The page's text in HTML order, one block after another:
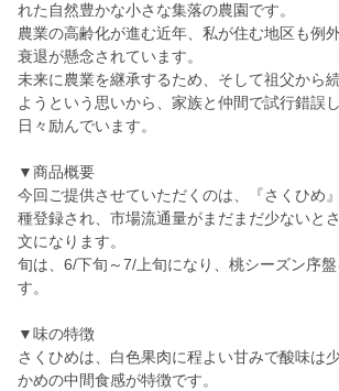
れた自然豊かな小さな集落の農園です。
農業の高齢化が進む近年、私が住む地区も例
衰退が懸念されています。
未来に農業を継承するため、そして祖父から
ようという思いから、家族と仲間で試行錯誤
日々励んでいます。
▼商品概要
今回ご提供させていただくのは、『さくひめ
種登録され、市場流通量がまだまだ少ないと
文になります。
旬は、6/下旬～7/上旬になり、桃シーズン序
す。
▼味の特徴
さくひめは、白色果肉に程よい甘みで酸味は
かめの中間食感が特徴です。